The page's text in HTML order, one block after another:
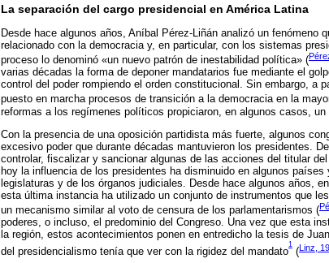
La separación del cargo presidencial en América Latina
Desde hace algunos años, Aníbal Pérez-Liñán analizó un
relacionado con la democracia y, en particular, con los sistemas
proceso lo denominó «un nuevo patrón de inestabilidad política» (
varias décadas la forma de deponer mandatarios fue mediante el
control del poder rompiendo el orden constitucional. Sin embargo, a
puesto en marcha procesos de transición a la democracia en la
reformas a los regímenes políticos propiciaron, en algunos casos, un
Con la presencia de una oposición partidista más fuerte, algunos
excesivo poder que durante décadas mantuvieron los presidentes.
controlar, fiscalizar y sancionar algunas de las acciones del titular
hoy la influencia de los presidentes ha disminuido en algunos
legislaturas y de los órganos judiciales. Desde hace algunos años,
esta última instancia ha utilizado un conjunto de instrumentos que
un mecanismo similar al voto de censura de los parlamentarismos (
poderes, o incluso, el predominio del Congreso. Una vez que esta
la región, estos acontecimientos ponen en entredicho la tesis de
del presidencialismo tenía que ver con la rigidez del mandato
1
(Linz,